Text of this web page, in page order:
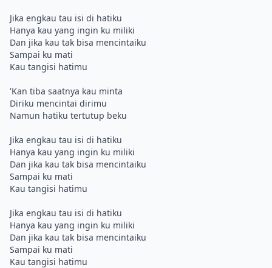
Jika engkau tau isi di hatiku
Hanya kau yang ingin ku miliki
Dan jika kau tak bisa mencintaiku
Sampai ku mati
Kau tangisi hatimu
'Kan tiba saatnya kau minta
Diriku mencintai dirimu
Namun hatiku tertutup beku
Jika engkau tau isi di hatiku
Hanya kau yang ingin ku miliki
Dan jika kau tak bisa mencintaiku
Sampai ku mati
Kau tangisi hatimu
Jika engkau tau isi di hatiku
Hanya kau yang ingin ku miliki
Dan jika kau tak bisa mencintaiku
Sampai ku mati
Kau tangisi hatimu